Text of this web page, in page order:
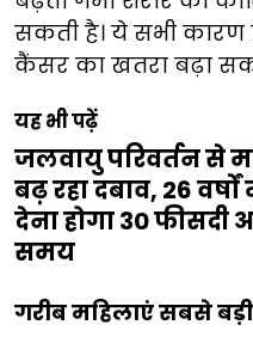
सकती है। ये सभी
कैंसर का खतरा बढ़ा
यह भी पढ़ें
जलवायु परिवर्तन से
बढ़ रहा दबाव, 26
देना होगा 30 फीसदी
समय
गरीब महिलाएं सबसे